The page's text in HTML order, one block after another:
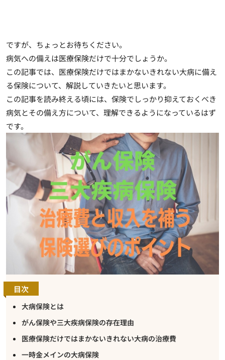
ですが、ちょっとお待ちください。
病気への備えは医療保険だけで十分でしょうか。
この記事では、医療保険だけではまかないきれない大病に備え
る保険について、解説していきたいと思います。
この記事を読み終える頃には、保険でしっかり抑えておくべき
病気とその備え方について、理解できるようになっているはず
です。
目次
大病保険とは
がん保険や三大疾病保険の存在理由
医療保険だけではまかないきれない大病の治療費
一時金メインの大病保険